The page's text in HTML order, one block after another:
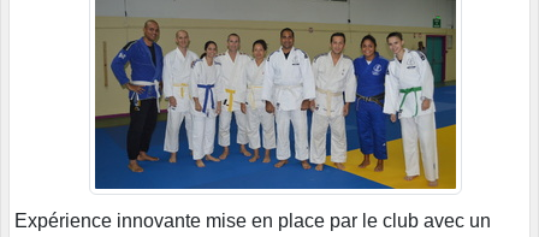
Expérience innovante mise en place par le club avec un